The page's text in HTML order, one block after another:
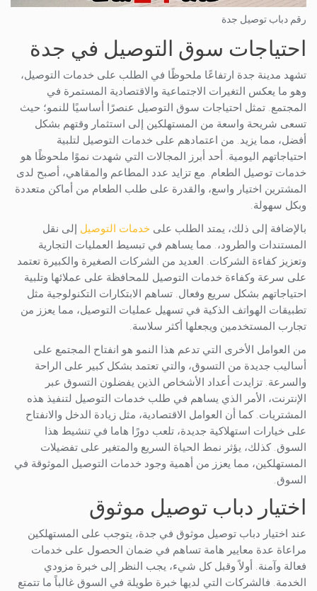
رقم دباب توصيل جدة
احتياجات سوق التوصيل في جدة
تشهد مدينة جدة ارتفاعًا ملحوظًا في الطلب على خدمات التوصيل،
وهو ما يعكس التغيرات الاجتماعية والاقتصادية المستمرة في
المجتمع. تمثل احتياجات سوق التوصيل عنصرًا أساسيًا للنمو؛ حيث
تسعى شريحة واسعة من المستهلكين إلى استثمار وقتهم بشكل
أفضل، مما يزيد. من اعتمادهم على خدمات التوصيل لتلبية
احتياجاتهم اليومية. أحد أبرز المجالات التي شهدت نموًا ملحوظًا هو
خدمات توصيل الطعام. مع تزايد عدد المطاعم والمقاهي، أصبح لدى
المشترين اختيار واسع، والقدرة على طلب الطعام من أماكن متعددة
وبكل سهولة.
بالإضافة إلى ذلك، يمتد الطلب على خدمات التوصيل إلى نقل
المستندات والطرود،. مما يساهم في تبسيط العمليات التجارية
وتعزيز كفاءة الشركات. العديد من الشركات الصغيرة والكبيرة تعتمد
على سرعة وكفاءة خدمات التوصيل للمحافظة على عملائها وتلبية
احتياجاتهم بشكل سريع وفعال. تساهم الابتكارات التكنولوجية مثل
تطبيقات الهواتف الذكية في تسهيل عمليات التوصيل، مما يعزز من
تجارب المستخدمين ويجعلها أكثر سلاسة.
من العوامل الأخرى التي تدعم هذا النمو هو انفتاح المجتمع على
أساليب جديدة من التسوق، والتي تعتمد بشكل كبير على الراحة
والسرعة. تزايدت أعداد الأشخاص الذين يفضلون التسوق عبر
الإنترنت، الأمر الذي يساهم في طلب خدمات التوصيل لتنفيذ هذه
المشتريات. كما أن العوامل الاقتصادية، مثل زيادة الدخل والانفتاح
على خيارات استهلاكية جديدة، تلعب دورًا هاما في تنشيط هذا
السوق. كذلك، يؤثر نمط الحياة السريع والمتغير على تفضيلات
المستهلكين، مما يعزز من أهمية وجود خدمات التوصيل الموثوقة في
السوق.
اختيار دباب توصيل موثوق
عند اختيار دباب توصيل موثوق في جدة، يتوجب على المستهلكين
مراعاة عدة معايير هامة تساهم في ضمان الحصول على خدمات
فعالة وآمنة. أولاً وقبل كل شيء، يجب النظر إلى خبرة مزودي
الخدمة. فالشركات التي لديها خبرة طويلة في السوق غالباً ما تتمتع